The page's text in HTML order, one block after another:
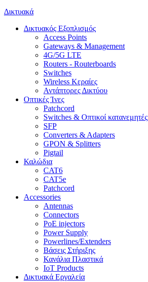
Δικτυακά
Δικτυακός Εξοπλισμός
Access Points
Gateways & Management
4G/5G LTE
Routers - Routerboards
Switches
Wireless Κεραίες
Αντάπτορες Δικτύου
Οπτικές Ίνες
Patchcord
Switches & Οπτικοί κατανεμητές
SFP
Converters & Adapters
GPON & Splitters
Pigtail
Καλώδια
CAT6
CAT5e
Patchcord
Accessories
Antennas
Connectors
PoE injectors
Power Supply
Powerlines/Extenders
Βάσεις Στήριξης
Κανάλια Πλαστικά
IoT Products
Δικτυακά Εργαλεία